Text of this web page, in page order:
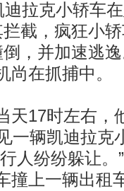
拉克小轿车在
截，疯狂小
，并加速逃
在抓捕中。
17时左右，
一辆凯迪拉克
人纷纷躲让。
撞上一辆出租